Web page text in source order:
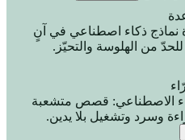
نماذج ذكاء اصطناعي في آنٍ
من الهلوسة والتحيّز.
الاصطناعي: قصص متشعبة
وسرد وتشغيل بلا يدين.